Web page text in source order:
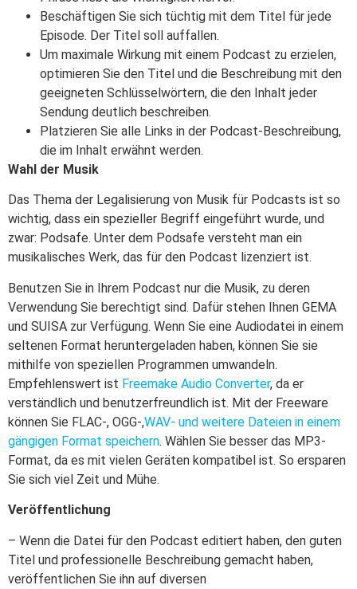
Beschäftigen Sie sich tüchtig mit dem Titel für jede
Episode. Der Titel soll auffallen.
Um maximale Wirkung mit einem Podcast zu erzielen,
optimieren Sie den Titel und die Beschreibung mit den
geeigneten Schlüsselwörtern, die den Inhalt jeder
Sendung deutlich beschreiben.
Platzieren Sie alle Links in der Podcast-Beschreibung,
die im Inhalt erwähnt werden.
Wahl der Musik
Das Thema der Legalisierung von Musik für Podcasts ist so
wichtig, dass ein spezieller Begriff eingeführt wurde, und
zwar: Podsafe. Unter dem Podsafe versteht man ein
musikalisches Werk, das für den Podcast lizenziert ist.
Benutzen Sie in Ihrem Podcast nur die Musik, zu deren
Verwendung Sie berechtigt sind. Dafür stehen Ihnen GEMA
und SUISA zur Verfügung. Wenn Sie eine Audiodatei in einem
seltenen Format heruntergeladen haben, können Sie sie
mithilfe von speziellen Programmen umwandeln.
Empfehlenswert ist Freemake Audio Converter, da er
verständlich und benutzerfreundlich ist. Mit der Freeware
können Sie FLAC-, OGG-,WAV- und weitere Dateien in einem
gängigen Format speichern. Wählen Sie besser das MP3-
Format, da es mit vielen Geräten kompatibel ist. So ersparen
Sie sich viel Zeit und Mühe.
Veröffentlichung
– Wenn die Datei für den Podcast editiert haben, den guten
Titel und professionelle Beschreibung gemacht haben,
veröffentlichen Sie ihn auf diversen